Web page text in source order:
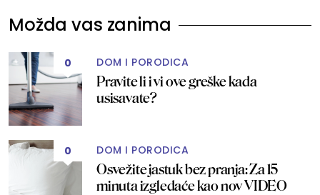
Možda vas zanima
0 DOM I PORODICA
Pravite li i vi ove greške kada
usisavate?
0 DOM I PORODICA
Osvežite jastuk bez pranja: Za 15
minuta izgledaće kao nov VIDEO